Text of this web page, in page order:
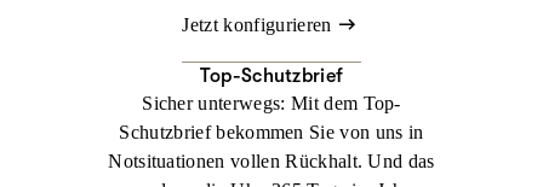
Jetzt konfigurieren
Top-Schutzbrief
Sicher unterwegs: Mit dem Top-
Schutzbrief bekommen Sie von uns in
Notsituationen vollen Rückhalt. Und das